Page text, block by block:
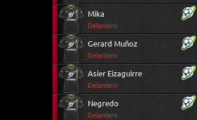
Mika
Delantero
Gerard Muñoz
Delantero
Asier Eizaguirre
Delantero
Negredo
Delantero